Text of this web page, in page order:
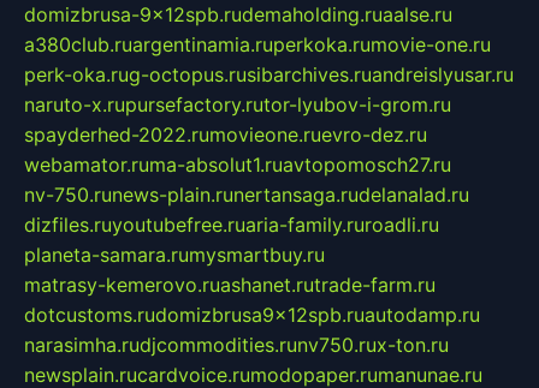
domizbrusa-9x12spb.rudemaholding.ruaalse.ru
a380club.ruargentinamia.ruperkoka.rumovie-one.ru
perk-oka.rug-octopus.rusibarchives.ruandreislyusar.ru
naruto-x.rupursefactory.rutor-lyubov-i-grom.ru
spayderhed-2022.rumovieone.ruevro-dez.ru
webamator.ruma-absolut1.ruavtopomosch27.ru
nv-750.runews-plain.runertansaga.rudelanalad.ru
dizfiles.ruyoutubefree.ruaria-family.ruroadli.ru
planeta-samara.rumysmartbuy.ru
matrasy-kemerovo.ruashanet.rutrade-farm.ru
dotcustoms.rudomizbrusa9x12spb.ruautodamp.ru
narasimha.rudjcommodities.runv750.rux-ton.ru
newsplain.rucardvoice.rumodopaper.rumanunae.ru